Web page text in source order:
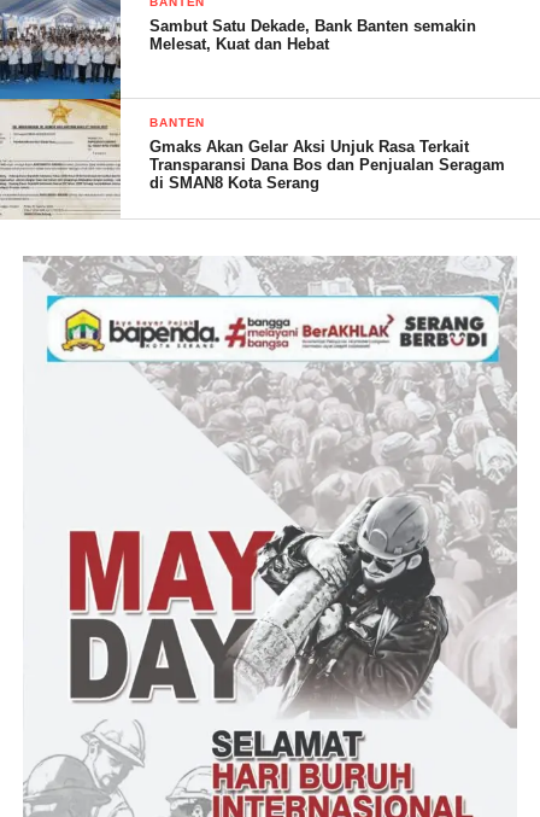
Nah, bagi anda yang ingin bersantai sambil menikmati suasana
malam di Kecamatan Cibaliung dengan di iringi live music
bersama Wisata kuliner Cibaliung Sababatur CS
(YEN/RG)
14
Sambut Satu Dekade, Bank Banten semakin
Melesat, Kuat dan Hebat
BANTEN
Gmaks Akan Gelar Aksi Unjuk Rasa Terkait
Transparansi Dana Bos dan Penjualan Seragam
di SMAN8 Kota Serang